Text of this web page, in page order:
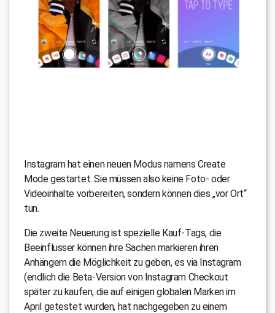
Instagram hat einen neuen Modus namens Create
Mode gestartet. Sie müssen also keine Foto- oder
Videoinhalte vorbereiten, sondern können dies „vor Ort“
tun.
Die zweite Neuerung ist spezielle Kauf-Tags, die
Beeinflusser können ihre Sachen markieren ihren
Anhängern die Möglichkeit zu geben, es via Instagram
(endlich die Beta-Version von Instagram Checkout
später zu kaufen, die auf einigen globalen Marken im
April getestet wurden, hat nachgegeben zu einem